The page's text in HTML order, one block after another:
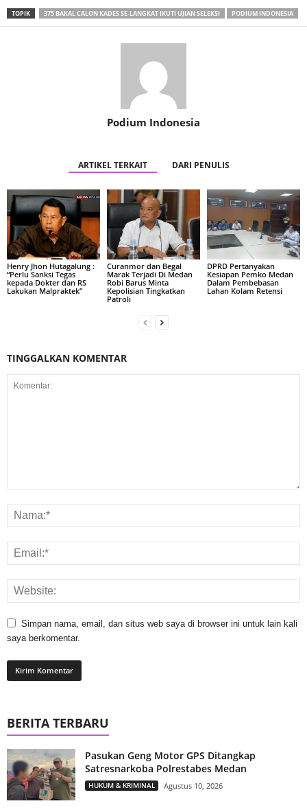
TOPIK 375 BAKAL CALON KADES SE-LANGKAT IKUTI UJIAN SELEKSI PODIUM INDONESIA
Podium Indonesia
ARTIKEL TERKAIT DARI PENULIS
Henry Jhon Hutagalung :
“Perlu Sanksi Tegas
kepada Dokter dan RS
Lakukan Malpraktek”
Curanmor dan Begal
Marak Terjadi Di Medan
Robi Barus Minta
Kepolisian Tingkatkan
Patroli
DPRD Pertanyakan
Kesiapan Pemko Medan
Dalam Pembebasan
Lahan Kolam Retensi
TINGGALKAN KOMENTAR
Simpan nama, email, dan situs web saya di browser ini untuk lain kali
saya berkomentar.
BERITA TERBARU
Pasukan Geng Motor GPS Ditangkap
Satresnarkoba Polrestabes Medan
HUKUM & KRIMINAL Agustus 10, 2026